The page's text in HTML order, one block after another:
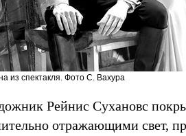
из спектакля. Фото С. Вахура
Рейнис Сухановс
отражающими свет,